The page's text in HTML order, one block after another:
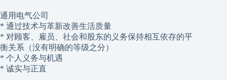
通用电气公司
* 通过技术与革新改善生活质量
* 对顾客、雇员、社会和股东的义务保持相互依存的平
衡关系（没有明确的等级之分）
* 个人义务与机遇
* 诚实与正直